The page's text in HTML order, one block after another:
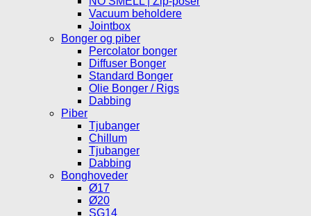
Vacuum beholdere
Jointbox
Bonger og piber
Percolator bonger
Diffuser Bonger
Standard Bonger
Olie Bonger / Rigs
Dabbing
Piber
Tjubanger
Chillum
Tjubanger
Dabbing
Bonghoveder
Ø17
Ø20
SG14